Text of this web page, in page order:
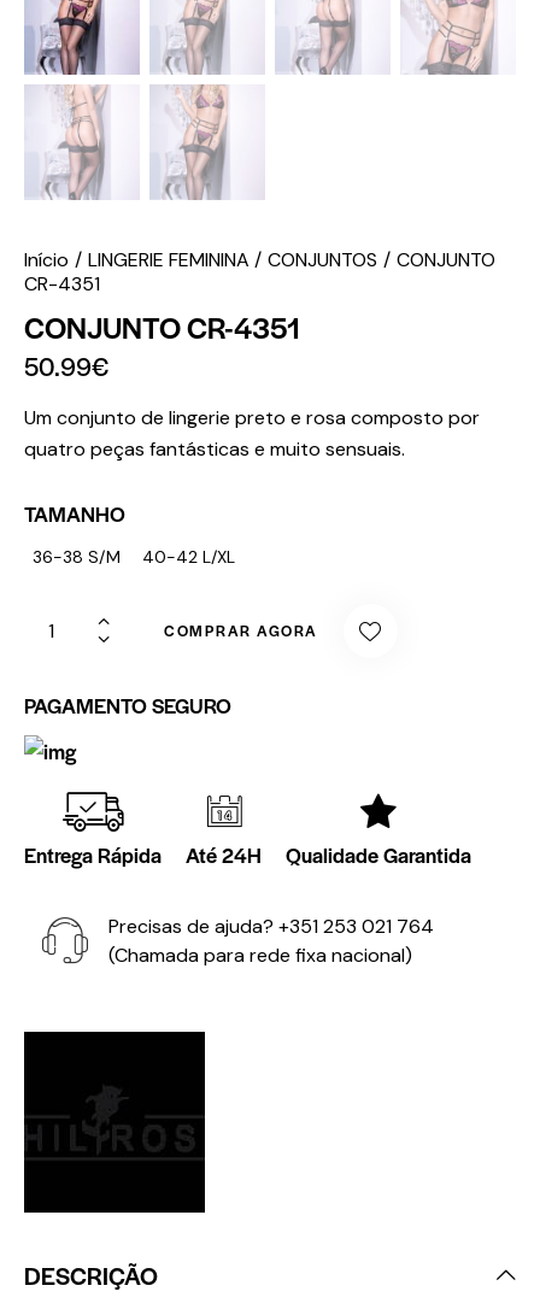
Início LINGERIE FEMININA CONJUNTOS
CONJUNTO
CR-4351
CONJUNTO CR-4351
50.99€
Um conjunto de lingerie preto e rosa composto por
quatro peças fantásticas e muito sensuais.
TAMANHO
36-38 S/M 40-42 L/XL
COMPRAR AGORA
PAGAMENTO SEGURO
Entrega Rápida Até 24H Qualidade Garantida
Precisas de ajuda? +351 253 021 764
(Chamada para rede fixa nacional)
DESCRIÇÃO